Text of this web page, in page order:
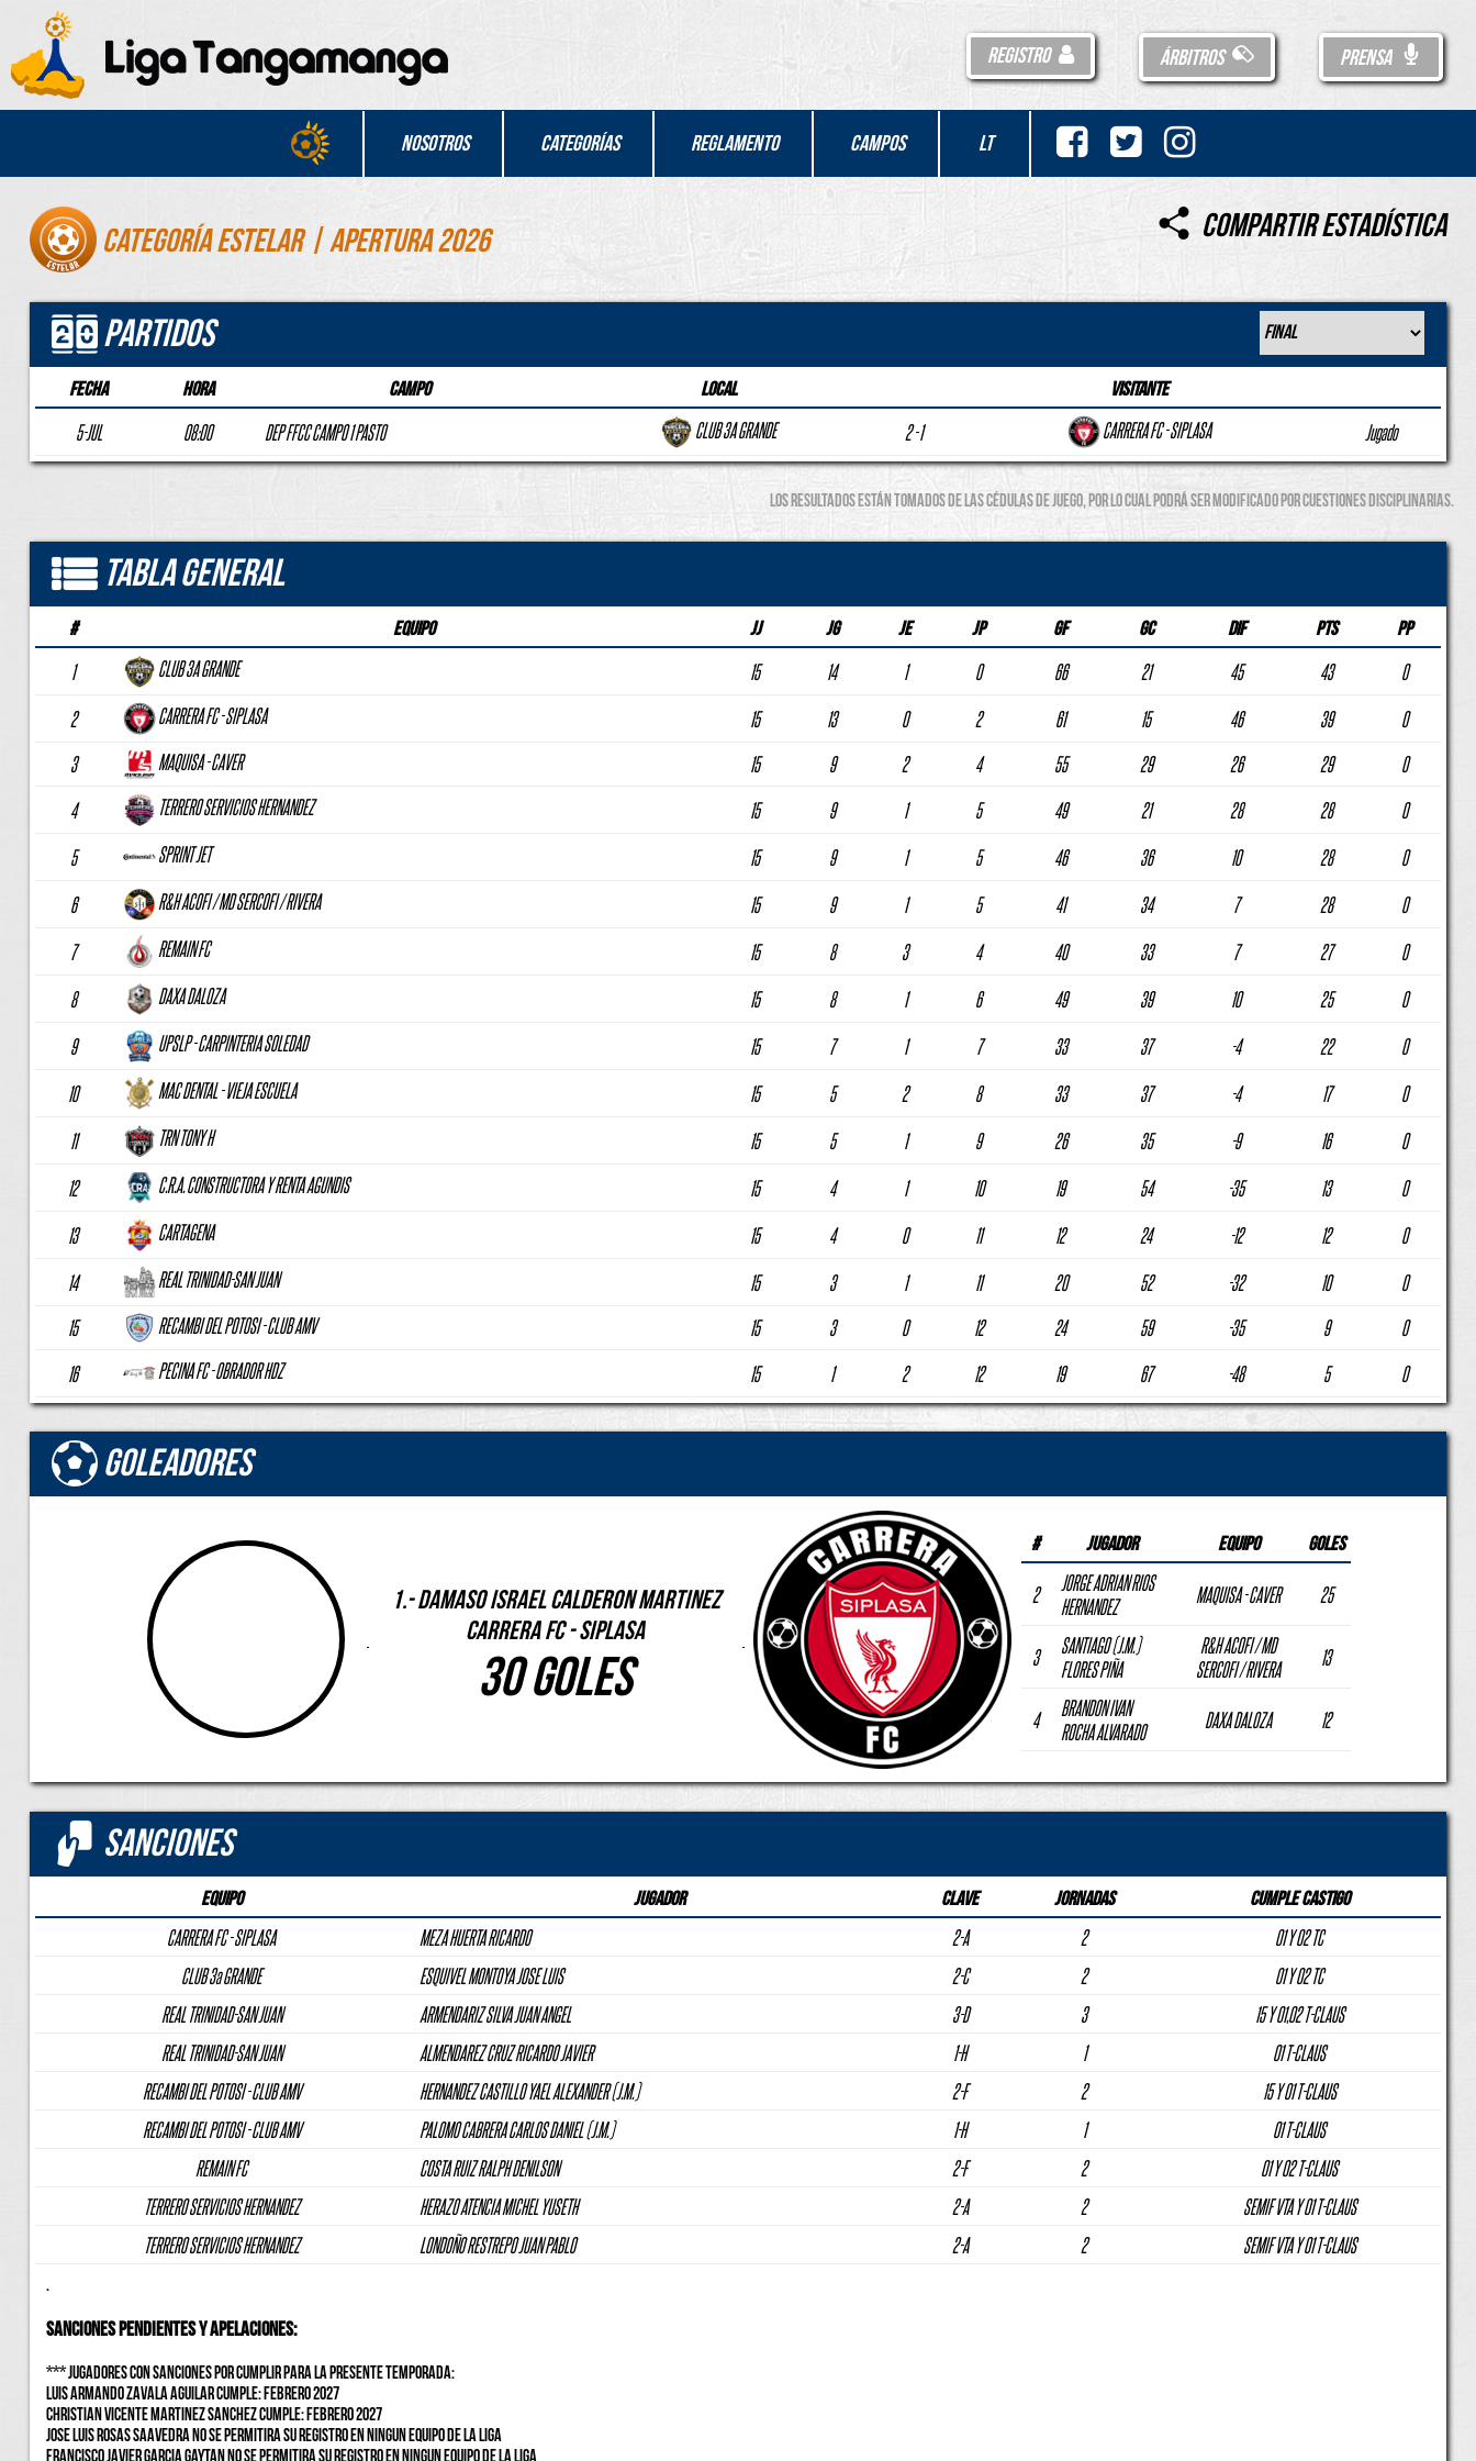
PRENSA
ÁRBITROS
REGISTRO
Nosotros Categorías Reglamento Campos LT
Categoría Estelar | APERTURA 2026 Compartir Estadística
Partidos
Fecha Hora Campo Local Visitante
5-JUL 08:00 DEP FFCC CAMPO 1 PASTO CLUB 3A GRANDE 2 - 1 CARRERA FC - SIPLASA Jugado
Los resultados están tomados de las cédulas de juego, por lo cual podrá ser modificado por cuestiones disciplinarias.
Tabla General
# Equipo JJ JG JE JP GF GC DIF PTS PP
1 CLUB 3A GRANDE 15 14 1 0 66 21 45 43
0
2
CARRERA FC - SIPLASA 15 13 0 2 61 15 46 39
0
3
MAQUISA - CAVER 15 9 2 4 55 29 26 29
0
4
TERRERO SERVICIOS HERNANDEZ 15 9 1 5 49 21 28 28
0
5
SPRINT JET 15 9 1 5 46 36 10 28
0
6
R&H ACOFI / MD SERCOFI / RIVERA 15 9 1 5 41 34 7 28
0
7
REMAIN FC 15 8 3 4 40 33 7 27
0
8
DAXA DALOZA 15 8 1 6 49 39 10 25
0
9
UPSLP - CARPINTERIA SOLEDAD 15 7 1 7 33 37 -4 22
0
10
MAC DENTAL - VIEJA ESCUELA 15 5 2 8 33 37 -4 17
0
11
TRN TONY H 15 5 1 9 26 35 -9 16
0
12
C.R.A. CONSTRUCTORA Y RENTA AGUNDIS 15 4 1 10 19 54 -35 13
0
13
CARTAGENA 15 4 0 11 12 24 -12 12
0
14
REAL TRINIDAD-SAN JUAN 15 3 1 11 20 52 -32 10
0
15
RECAMBI DEL POTOSI - CLUB AMV 15 3 0 12 24 59 -35 9
0
16
PECINA FC - OBRADOR HDZ 15 1 2 12 19 67 -48 5 0
Goleadores
1.- DAMASO ISRAEL CALDERON MARTINEZ
CARRERA FC - SIPLASA
30 Goles
# Jugador Equipo Goles
2
JORGE ADRIAN RIOS
HERNANDEZ
MAQUISA - CAVER 25
3
SANTIAGO (J.M.)
FLORES PIÑA
R&H ACOFI / MD
SERCOFI / RIVERA
13
4
BRANDON IVAN
ROCHA ALVARADO
DAXA DALOZA 12
Sanciones
Equipo Jugador Clave Jornadas Cumple Castigo
CARRERA FC - SIPLASA MEZA HUERTA RICARDO 2-A 2
01 Y 02 TC
CLUB 3a GRANDE
ESQUIVEL MONTOYA JOSE LUIS 2-C 2
01 Y 02 TC
REAL TRINIDAD-SAN JUAN
ARMENDARIZ SILVA JUAN ANGEL 3-D 3
15 Y 01,02 T-CLAUS
REAL TRINIDAD-SAN JUAN
ALMENDAREZ CRUZ RICARDO JAVIER 1-H 1
01 T-CLAUS
RECAMBI DEL POTOSI - CLUB AMV
HERNANDEZ CASTILLO YAEL ALEXANDER (J.M.) 2-F 2
15 Y 01 T-CLAUS
RECAMBI DEL POTOSI - CLUB AMV
PALOMO CABRERA CARLOS DANIEL (J.M.) 1-H 1
01 T-CLAUS
REMAIN FC
COSTA RUIZ RALPH DENILSON 2-F 2
01 Y 02 T-CLAUS
TERRERO SERVICIOS HERNANDEZ
HERAZO ATENCIA MICHEL YUSETH 2-A 2
SEMIF VTA Y 01 T-CLAUS
TERRERO SERVICIOS HERNANDEZ
LONDOÑO RESTREPO JUAN PABLO 2-A 2 SEMIF VTA Y 01 T-CLAUS
.
SANCIONES PENDIENTES Y APELACIONES:
*** JUGADORES CON SANCIONES POR CUMPLIR PARA LA PRESENTE TEMPORADA:
LUIS ARMANDO ZAVALA AGUILAR CUMPLE: FEBRERO 2027
CHRISTIAN VICENTE MARTINEZ SANCHEZ CUMPLE: FEBRERO 2027
JOSE LUIS ROSAS SAAVEDRA NO SE PERMITIRA SU REGISTRO EN NINGUN EQUIPO DE LA LIGA
FRANCISCO JAVIER GARCIA GAYTAN NO SE PERMITIRA SU REGISTRO EN NINGUN EQUIPO DE LA LIGA